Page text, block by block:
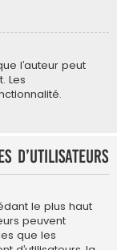
l’auteur peut
Les
d’utilisateurs
le plus haut
peuvent
que les